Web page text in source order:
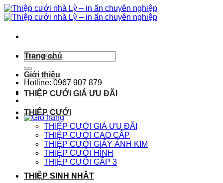
Chuyển
đến
dung
Tìm
kiếm:
Hotline: 0967 907 879
Trang chủ
Giới thiệu
THIỆP CƯỚI GIÁ ƯU ĐÃI
THIỆP CƯỚI
THIỆP CƯỚI GIÁ ƯU ĐÃI
THIỆP CƯỚI CAO CẤP
THIỆP CƯỚI GIẤY ÁNH KIM
THIỆP CƯỚI HÌNH
THIỆP CƯỚI GẤP 3
THIỆP SINH NHẬT